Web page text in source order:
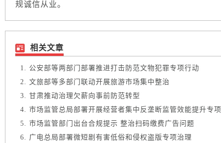
规诚信从业。
相关文章
公安部等两部门部署推进打击防范文物犯罪专项行动
文旅部等多部门联动开展旅游市场集中整治
甘肃推动治理欠薪向事前防范转型
市场监管总局部署开展经营者集中反垄断监管效能提升专
市场监管部门出台合规提示 整治扫码缴费广告问题
广电总局部署微短剧有害低俗和侵权盗版专项治理